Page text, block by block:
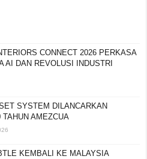
CONNECT 2026 PERKASA
AI DAN REVOLUSI INDUSTRI
SYSTEM DILANCARKAN
AMEZCUA
KEMBALI KE MALAYSIA